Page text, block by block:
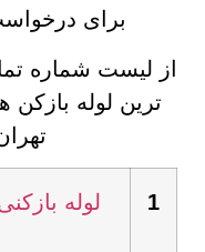
برای
از لیست شماره
ترین لوله بازکن
1 لوله